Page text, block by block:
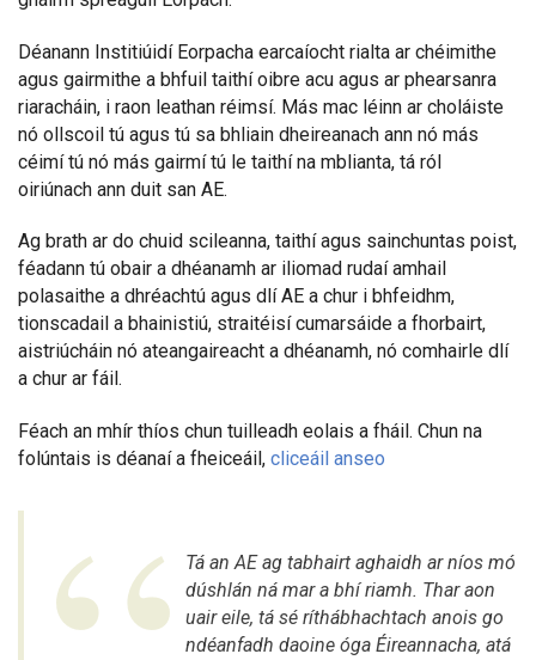
Déanann Institiúidí Eorpacha earcaíocht rialta ar chéimithe
agus gairmithe a bhfuil taithí oibre acu agus ar phearsanra
riaracháin, i raon leathan réimsí. Más mac léinn ar choláiste
nó ollscoil tú agus tú sa bhliain dheireanach ann nó más
céimí tú nó más gairmí tú le taithí na mblianta, tá ról
oiriúnach ann duit san AE.
Ag brath ar do chuid scileanna, taithí agus sainchuntas poist,
féadann tú obair a dhéanamh ar iliomad rudaí amhail
polasaithe a dhréachtú agus dlí AE a chur i bhfeidhm,
tionscadail a bhainistiú, straitéisí cumarsáide a fhorbairt,
aistriúcháin nó ateangaireacht a dhéanamh, nó comhairle dlí
a chur ar fáil.
Féach an mhír thíos chun tuilleadh eolais a fháil. Chun na
folúntais is déanaí a fheiceáil, cliceáil anseo
Tá an AE ag tabhairt aghaidh ar níos mó
dúshlán ná mar a bhí riamh. Thar aon
uair eile, tá sé ríthábhachtach anois go
ndéanfadh daoine óga Éireannacha, atá